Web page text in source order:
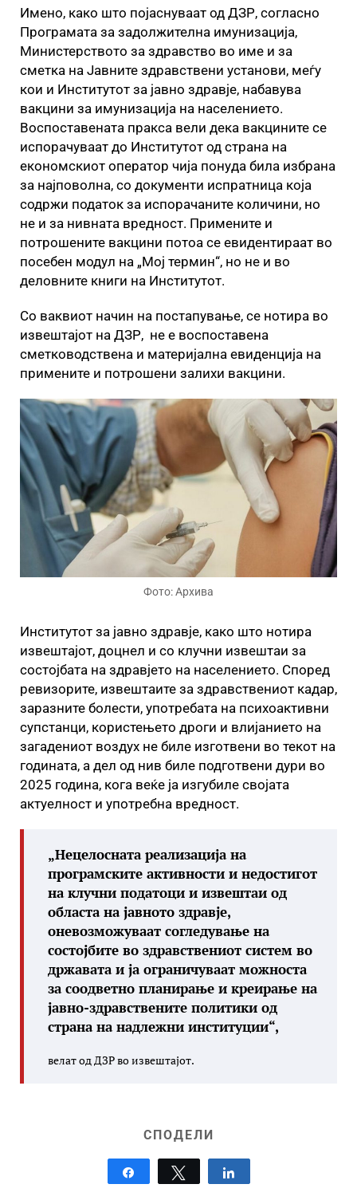
Имено, како што појаснуваат од ДЗР, согласно
Програмата за задолжителна имунизација,
Министерството за здравство во име и за
сметка на Јавните здравствени установи, меѓу
кои и Институтот за јавно здравје, набавува
вакцини за имунизација на населението.
Воспоставената пракса вели дека вакцините се
испорачуваат до Институтот од страна на
економскиот оператор чија понуда била избрана
за најповолна, со документи испратница која
содржи податок за испорачаните количини, но
не и за нивната вредност. Примените и
потрошените вакцини потоа се евидентираат во
посебен модул на „Мој термин“, но не и во
деловните книги на Институтот.
Со ваквиот начин на постапување, се нотира во
извештајот на ДЗР, не е воспоставена
сметководствена и материјална евиденција на
примените и потрошени залихи вакцини.
Фото: Архива
Институтот за јавно здравје, како што нотира
извештајот, доцнел и со клучни извештаи за
состојбата на здравјето на населението. Според
ревизорите, извештаите за здравствениот кадар,
заразните болести, употребата на психоактивни
супстанци, користењето дроги и влијанието на
загадениот воздух не биле изготвени во текот на
годината, а дел од нив биле подготвени дури во
2025 година, кога веќе ја изгубиле својата
актуелност и употребна вредност.
„Нецелосната реализација на
програмските активности и недостигот
на клучни податоци и извештаи од
областа на јавното здравје,
оневозможуваат согледување на
состојбите во здравствениот систем во
државата и ја ограничуваат можноста
за соодветно планирање и креирање на
јавно-здравствените политики од
страна на надлежни институции“,
велат од ДЗР во извештајот.
СПОДЕЛИ
Tweet